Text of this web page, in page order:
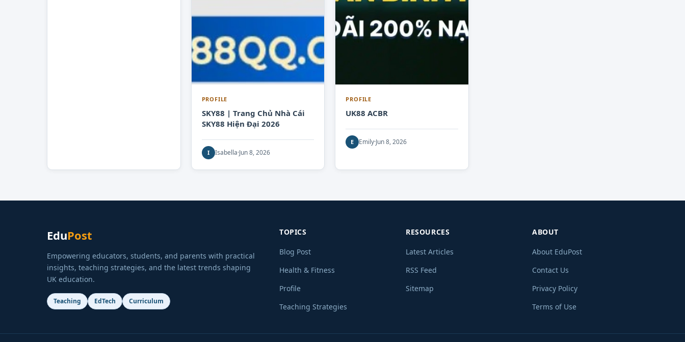
PROFILE
SKY88 | Trang Chủ Nhà Cái
SKY88 Hiện Đại 2026
I Isabella·Jun 8, 2026
PROFILE
UK88 ACBR
E Emily·Jun 8, 2026
EduPost
Empowering educators, students, and parents with practical
insights, teaching strategies, and the latest trends shaping
UK education.
Teaching EdTech Curriculum
TOPICS
Blog Post
Health & Fitness
Profile
Teaching Strategies
RESOURCES
Latest Articles
RSS Feed
Sitemap
ABOUT
About EduPost
Contact Us
Privacy Policy
Terms of Use